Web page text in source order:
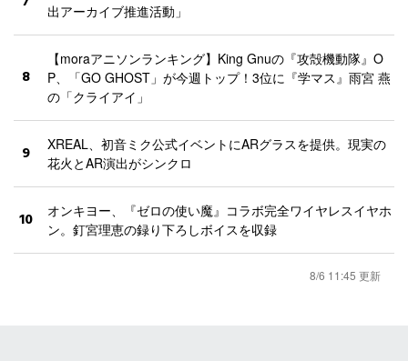
出アーカイブ推進活動」
8
【moraアニソンランキング】King Gnuの『攻殻機動隊』O
P、「GO GHOST」が今週トップ！3位に『学マス』雨宮 燕
の「クライアイ」
9
XREAL、初音ミク公式イベントにARグラスを提供。現実の
花火とAR演出がシンクロ
10
オンキヨー、『ゼロの使い魔』コラボ完全ワイヤレスイヤホ
ン。釘宮理恵の録り下ろしボイスを収録
8/6 11:45 更新